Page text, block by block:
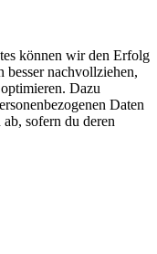
können wir den Erfolg
besser nachvollziehen,
Dazu
Daten
sofern du deren